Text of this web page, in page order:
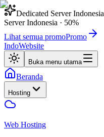
Dedicated Server Indonesia
Server Indonesia · 50%
Lihat semua promoPromo
IndoWebsite
Buka menu utama
Beranda
Hosting
Web Hosting